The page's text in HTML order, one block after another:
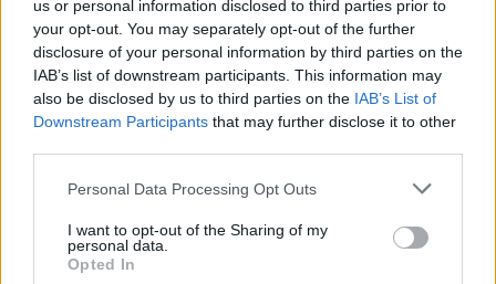
us or personal information disclosed to third parties prior to
your opt-out. You may separately opt-out of the further
disclosure of your personal information by third parties on the
IAB’s list of downstream participants. This information may
also be disclosed by us to third parties on the IAB’s List of
Downstream Participants that may further disclose it to other
Personal Data Processing Opt Outs
I want to opt-out of the Sharing of my
personal data.
Opted In
spalio 30-ąją apie 14 val. Mergina ieškojo
auklės darbo. Reklamos laikraštyje
pasirodžius jos skelbimui, paskambino vyras
ir pasiūlė prižiūrėti vaiką.
Būsimasis darbdavys bei Danguolė susitarė
susitikti V.Krėvės prospekte, prie buvusio
„Pasimatymo“ restorano. Mergina į susitikimą